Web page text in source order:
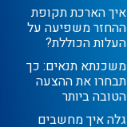
איך הארכת תקופת
ההחזר משפיעה על
העלות הכוללת?
משכנתא תנאים: כך
תבחרו את ההצעה
הטובה ביותר
גלה איך מחשבים